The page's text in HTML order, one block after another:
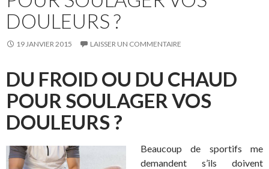
DOULEURS ?
19 JANVIER 2015 LAISSER UN COMMENTAIRE
DU FROID OU DU CHAUD
POUR SOULAGER VOS
DOULEURS ?
Beaucoup de sportifs me
demandent s’ils doivent